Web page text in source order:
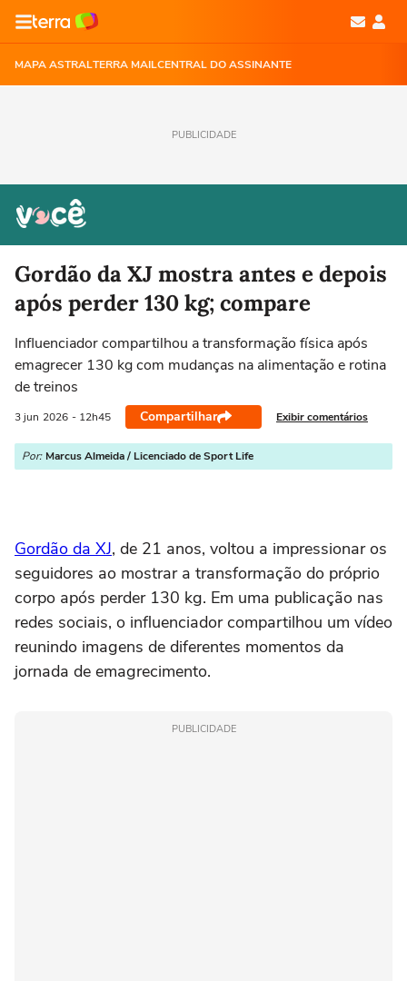
MAPA ASTRALTERRA MAILCENTRAL DO ASSINANTE
PUBLICIDADE
Gordão da XJ mostra antes e depois
após perder 130 kg; compare
Influenciador compartilhou a transformação física após
emagrecer 130 kg com mudanças na alimentação e rotina
de treinos
3 jun 2026 - 12h45 Compartilhar Exibir comentários
Por: Marcus Almeida / Licenciado de Sport Life
Gordão da XJ, de 21 anos, voltou a impressionar os
seguidores ao mostrar a transformação do próprio
corpo após perder 130 kg. Em uma publicação nas
redes sociais, o influenciador compartilhou um vídeo
reunindo imagens de diferentes momentos da
jornada de emagrecimento.
PUBLICIDADE